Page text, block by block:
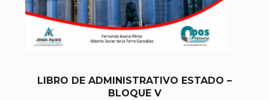
LIBRO DE ADMINISTRATIVO ESTADO –
BLOQUE V